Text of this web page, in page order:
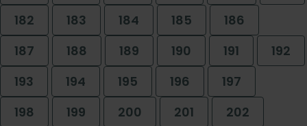
182
183 184 185
186
187
188 189 190 191
192
193
194 195 196
197
198
199 200 201
202